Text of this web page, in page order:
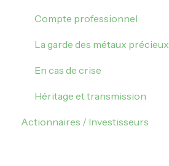
Compte professionnel
La garde des métaux précieux
En cas de crise
Héritage et transmission
Actionnaires / Investisseurs